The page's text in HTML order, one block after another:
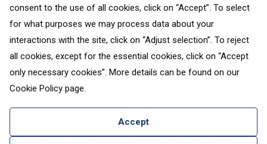
consent to the use of all cookies, click on “Accept”. To select
for what purposes we may process data about your
interactions with the site, click on “Adjust selection”. To reject
all cookies, except for the essential cookies, click on “Accept
only necessary cookies”. More details can be found on our
Cookie Policy page.
Accept
Photo source:BertaBerlin